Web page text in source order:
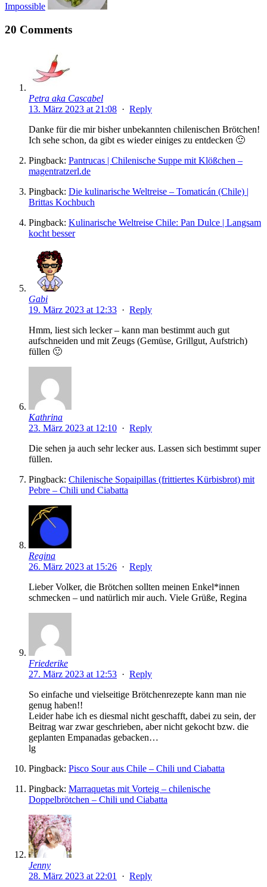
Impossible
20 Comments
Petra aka Cascabel
13. März 2023 at 21:08 · Reply
Danke für die mir bisher unbekannten chilenischen Brötchen!
Ich sehe schon, da gibt es wieder einiges zu entdecken 🙂
Pingback: Pantrucas | Chilenische Suppe mit Klößchen –
magentratzerl.de
Pingback: Die kulinarische Weltreise – Tomaticán (Chile) |
Brittas Kochbuch
Pingback: Kulinarische Weltreise Chile: Pan Dulce | Langsam
kocht besser
Gabi
19. März 2023 at 12:33 · Reply
Hmm, liest sich lecker – kann man bestimmt auch gut
aufschneiden und mit Zeugs (Gemüse, Grillgut, Aufstrich)
füllen 🙂
Kathrina
23. März 2023 at 12:10 · Reply
Die sehen ja auch sehr lecker aus. Lassen sich bestimmt super
füllen.
Pingback: Chilenische Sopaipillas (frittiertes Kürbisbrot) mit
Pebre – Chili und Ciabatta
Regina
26. März 2023 at 15:26 · Reply
Lieber Volker, die Brötchen sollten meinen Enkel*innen
schmecken – und natürlich mir auch. Viele Grüße, Regina
Friederike
27. März 2023 at 12:53 · Reply
So einfache und vielseitige Brötchenrezepte kann man nie
genug haben!!
Leider habe ich es diesmal nicht geschafft, dabei zu sein, der
Beitrag war zwar geschrieben, aber nicht gekocht bzw. die
geplanten Empanadas gebacken…
lg
Pingback: Pisco Sour aus Chile – Chili und Ciabatta
Pingback: Marraquetas mit Vorteig – chilenische
Doppelbrötchen – Chili und Ciabatta
Jenny
28. März 2023 at 22:01
· Reply